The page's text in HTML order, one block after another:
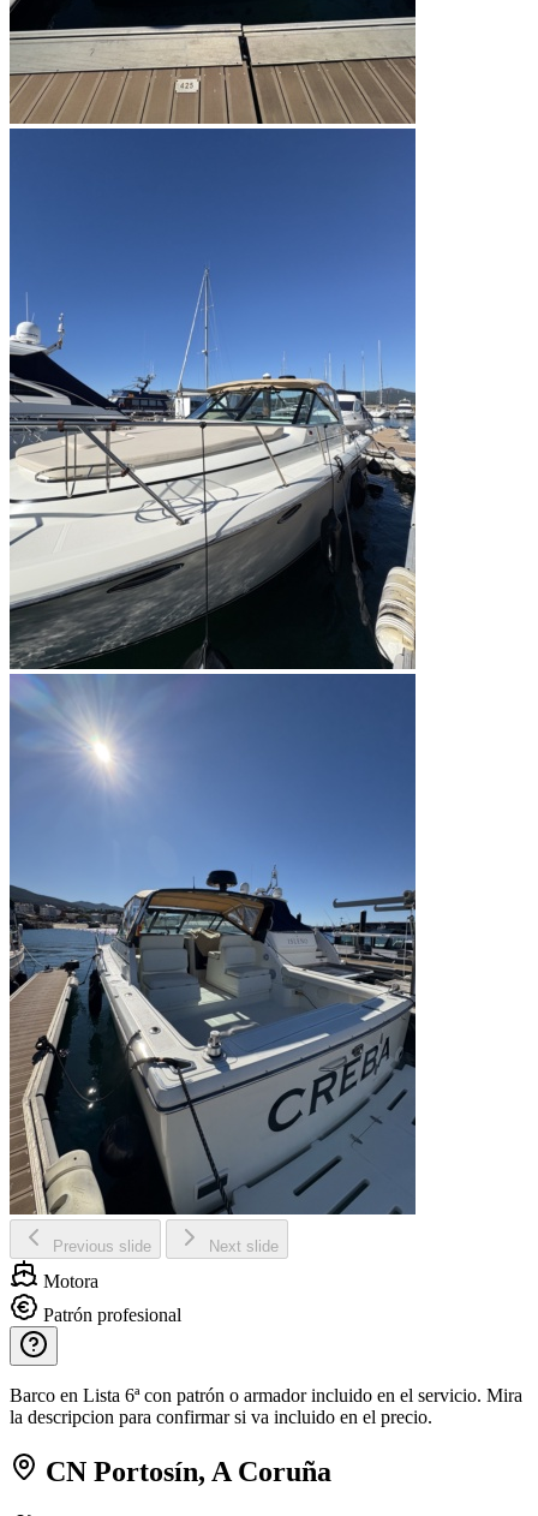
Previous slide Next slide
Motora
Patrón profesional
Barco en Lista 6ª con patrón o armador incluido en el servicio. Mira
la descripcion para confirmar si va incluido en el precio.
CN Portosín, A Coruña